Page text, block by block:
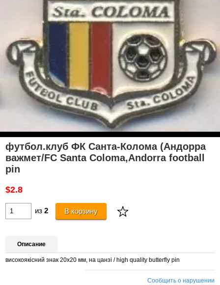
футбол.клуб ФК Санта-Колома (Андорра
важмет/FC Santa Coloma,Andorra football
pin
$2.8
из 2 В корзину
Описание
високоякісний знак 20х20 мм, на цанзі / high quality butterfly pin
Сообщить о нарушении